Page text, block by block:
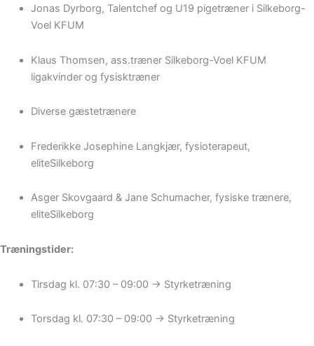
Jonas Dyrborg, Talentchef og U19 pigetræner i Silkeborg-
Voel KFUM
Klaus Thomsen, ass.træner Silkeborg-Voel KFUM
ligakvinder og fysisktræner
Diverse gæstetrænere
Frederikke Josephine Langkjær, fysioterapeut,
eliteSilkeborg
Asger Skovgaard & Jane Schumacher, fysiske trænere,
eliteSilkeborg
Træningstider:
Tirsdag kl. 07:30 – 09:00 → Styrketræning
Torsdag kl. 07:30 – 09:00 → Styrketræning